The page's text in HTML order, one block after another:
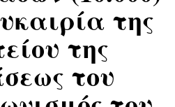
της
της
του